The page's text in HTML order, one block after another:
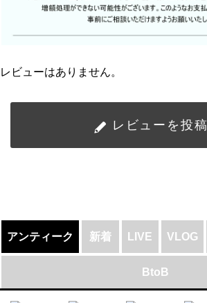
レビューはありません。
レビューを投稿
アンティーク 新着 LIVE VLOG
BtoB